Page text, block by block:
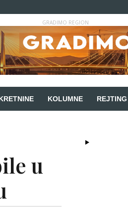
GRADIMO REGION
KOLUMNE REJTING
u